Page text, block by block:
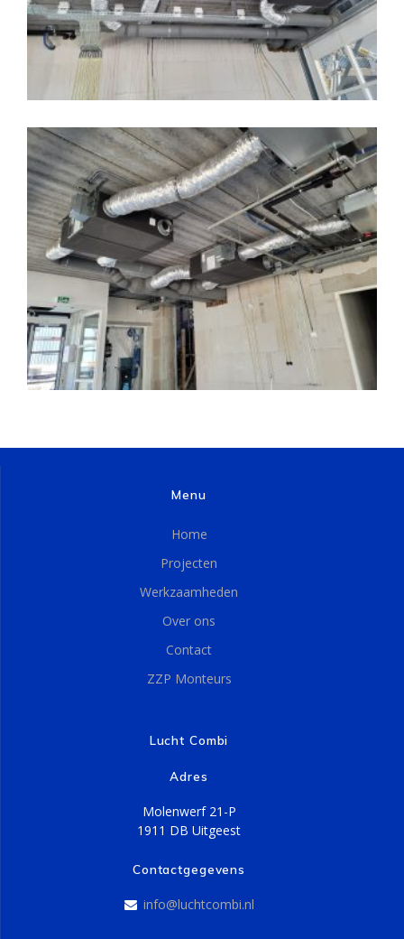
Menu
Home
Projecten
Werkzaamheden
Over ons
Contact
ZZP Monteurs
Lucht Combi
Adres
Molenwerf 21-P
1911 DB Uitgeest
Contactgegevens
info@luchtcombi.nl